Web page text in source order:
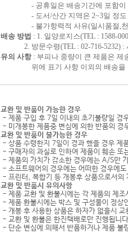
- 공휴일은 배송기간에 포함이
- 도서/산간 지역은 2~3일 정도
- 불가항력적 사유(일시품절,천재
배송 방법 : 1. 일양로지스(TEL : 1588-
2. 방문수령(TEL : 02-716-5232) :
유의 사항: 부피나 중량이 큰 제품은 제
위에 표기 사항 이외의 배송을 원
교환 및 반품이 가능한 경우
- 제품 구입 후 7일 이내의 초기불량일 경
- 미개봉한 제품중 변심에 의한 반품의 경
교환 및 반품이 불가능한 경우
- 상품 수령한지 7일이 경과 했을 경우 제
- 구매자의 과실로 인하여 제품이 훼손 또
- 제품의 가치가 감소한 경우에는 A/S만
- 소프트웨어의 경우에는 어떠한 경우에
- 프린터, 복합기 등 개봉후 상품으로서의
교환 및 반품시 유의사항
- 제품 교환 및 환불시에는 각 제품의 제
- 제품 환불시에는 박스 및 구성물이 정상
- 개봉 후 사용한 상품은 하자가 없을시
- 교환 및 환불은 한진택배로만 진행됩니
- 단순 변심에 의해서 반품하거나 제품